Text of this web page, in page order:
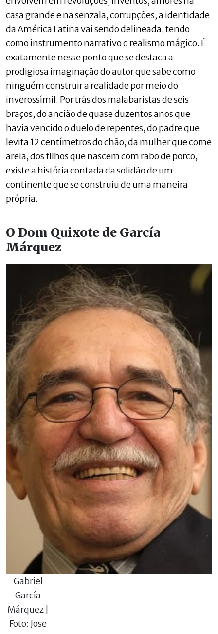
casa grande e na senzala, corrupções, a identidade
da América Latina vai sendo delineada, tendo
como instrumento narrativo o realismo mágico. É
exatamente nesse ponto que se destaca a
prodigiosa imaginação do autor que sabe como
ninguém construir a realidade por meio do
inverossímil. Por trás dos malabaristas de seis
braços, do ancião de quase duzentos anos que
havia vencido o duelo de repentes, do padre que
levita 12 centímetros do chão, da mulher que come
areia, dos filhos que nascem com rabo de porco,
existe a história contada da solidão de um
continente que se construiu de uma maneira
própria.
O Dom Quixote de García
Márquez
Gabriel
García
Márquez |
Foto: Jose